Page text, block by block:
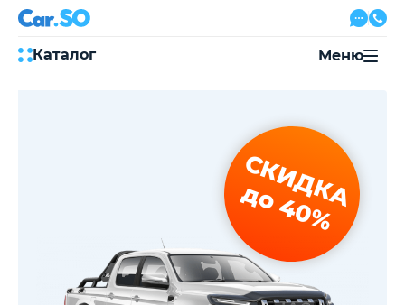
Каталог
8 800 500-03-23
Меню
СКИДКА
до 40%